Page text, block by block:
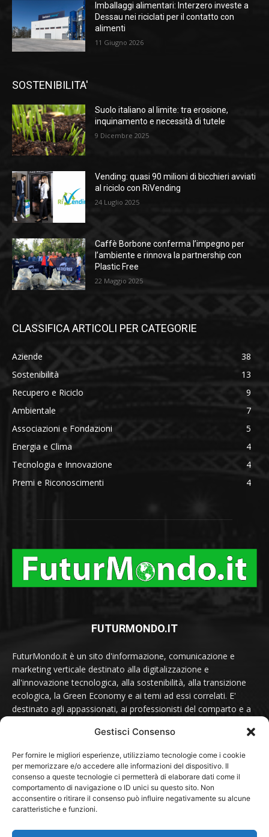
Gestisci Consenso
Per fornire le migliori esperienze, utilizziamo tecnologie come i cookie
per memorizzare e/o accedere alle informazioni del dispositivo. Il
consenso a queste tecnologie ci permetterà di elaborare dati come il
comportamento di navigazione o ID unici su questo sito. Non
acconsentire o ritirare il consenso può influire negativamente su alcune
caratteristiche e funzioni.
Imballaggi alimentari: Interzero investe a
Dessau nei riciclati per il contatto con
alimenti
11 Giugno 2026
SOSTENIBILITA'
Suolo italiano al limite: tra erosione,
inquinamento e necessità di tutele
9 Dicembre 2025
Vending: quasi 90 milioni di bicchieri avviati
al riciclo con RiVending
24 Luglio 2025
Caffè Borbone conferma l’impegno per
l’ambiente e rinnova la partnership con
Plastic Free
22 Maggio 2025
CLASSIFICA ARTICOLI PER CATEGORIE
Aziende
38
Sostenibilità
13
Recupero e Riciclo
9
Ambientale
7
Associazioni e Fondazioni
5
Energia e Clima
4
Tecnologia e Innovazione
4
Premi e Riconoscimenti
4
FUTURMONDO.IT
FuturMondo.it è un sito d'informazione, comunicazione e
marketing verticale destinato alla digitalizzazione e
all'innovazione tecnologica, alla sostenibilità, alla transizione
ecologica, la Green Economy e ai temi ad essi correlati. E'
destinato agli appassionati, ai professionisti del comparto e a
SEGUICI SU